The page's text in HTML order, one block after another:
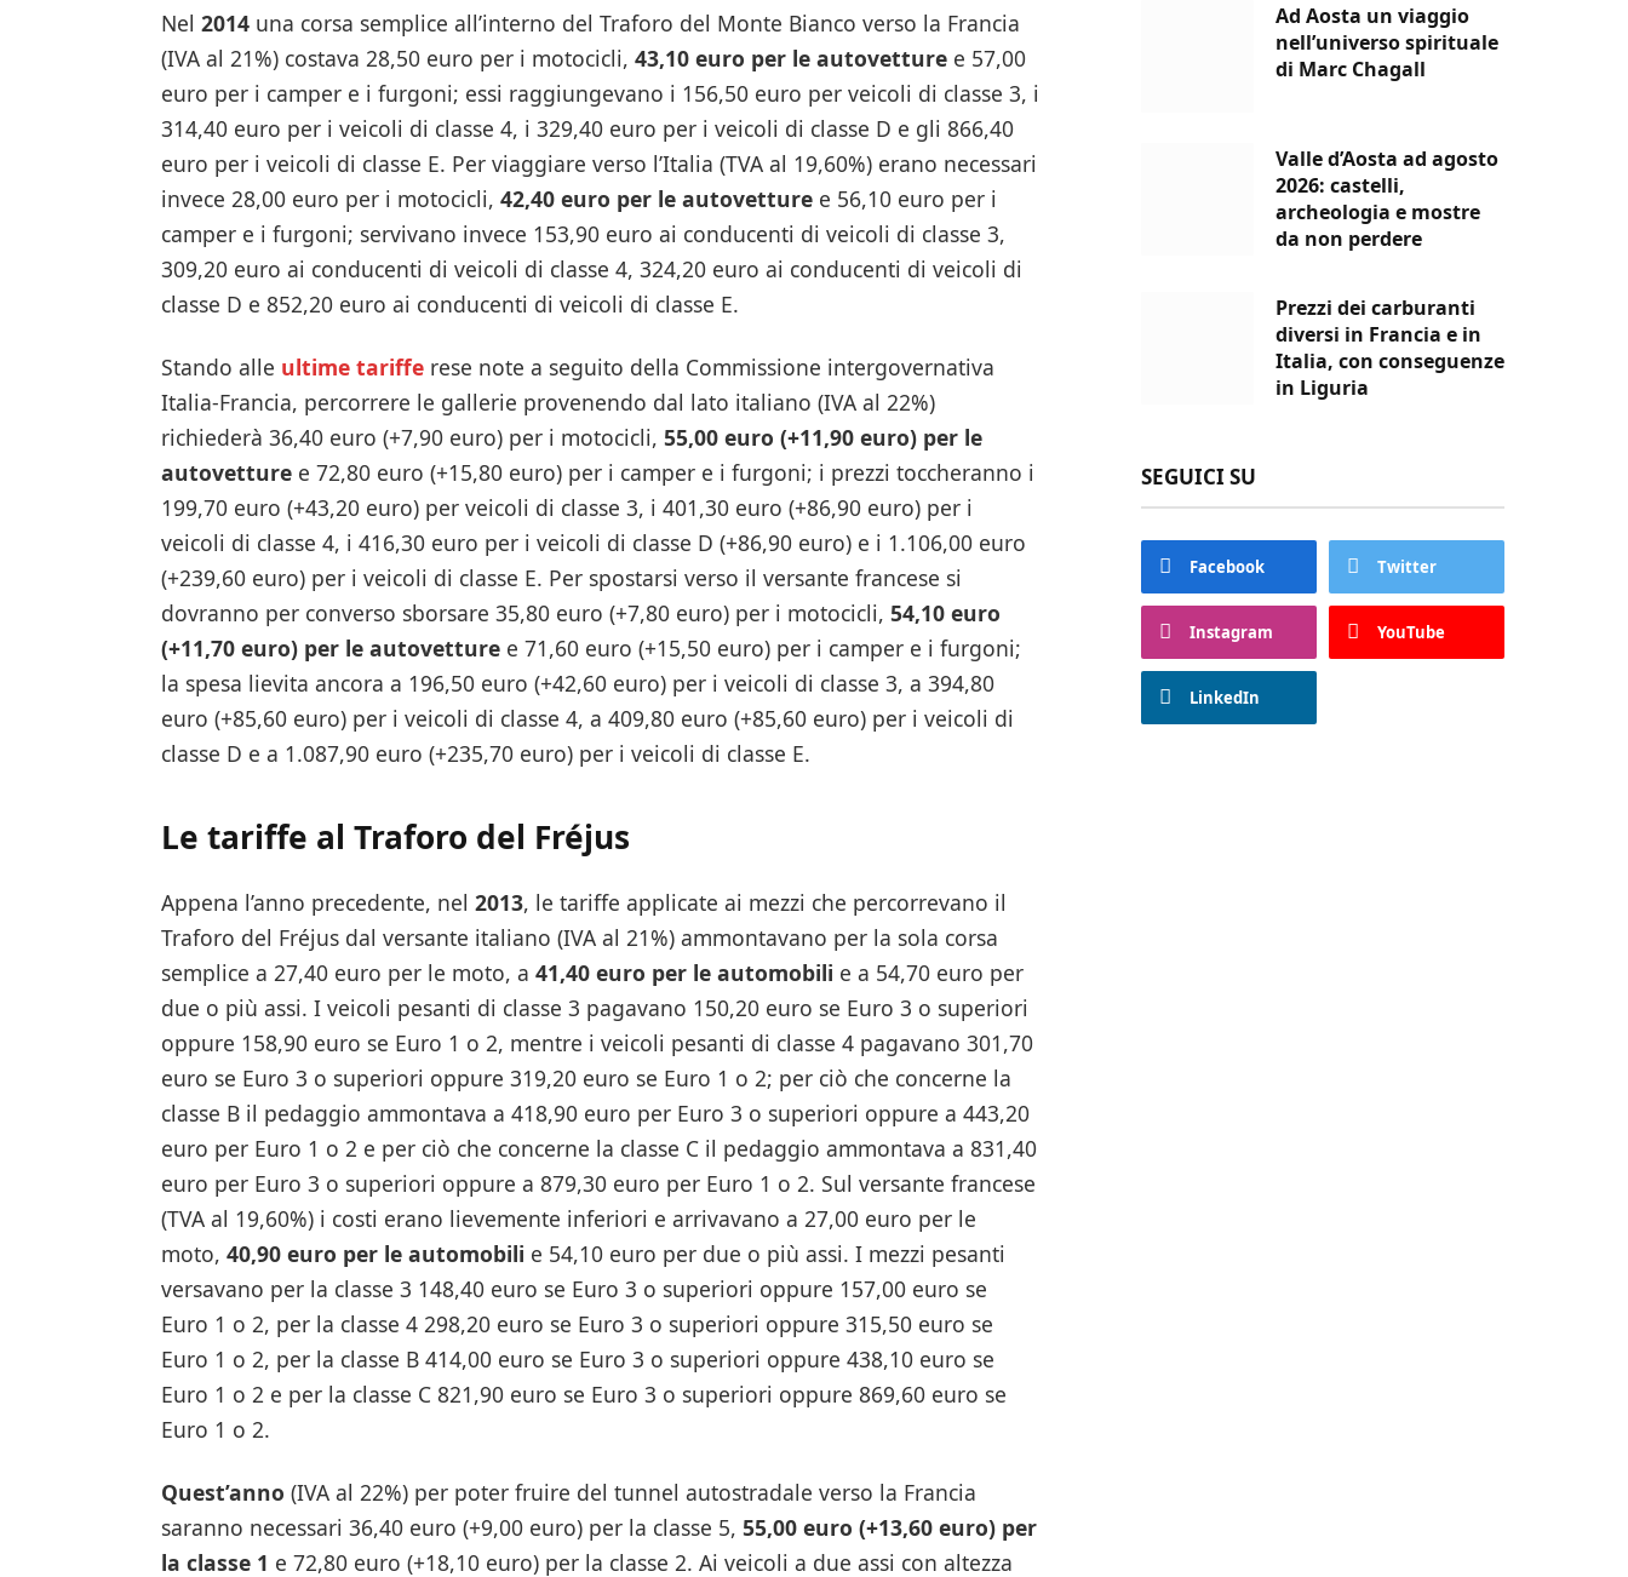
Nel 2014una corsa semplice all’interno del Traforo del Monte Bianco verso la Francia
(IVA al 21%) costava 28,50 euro per i motocicli, 43,10 euro per le autovetturee 57,00
euro per i camper e i furgoni; essi raggiungevano i 156,50 euro per veicoli di classe 3, i
314,40 euro per i veicoli di classe 4, i 329,40 euro per i veicoli di classe D e gli 866,40
euro per i veicoli di classe E. Per viaggiare verso l’Italia (TVA al 19,60%) erano necessari
invece 28,00 euro per i motocicli, 42,40 euro per le autovetturee 56,10 euro per i
camper e i furgoni; servivano invece 153,90 euro ai conducenti di veicoli di classe 3,
309,20 euro ai conducenti di veicoli di classe 4, 324,20 euro ai conducenti di veicoli di
classe D e 852,20 euro ai conducenti di veicoli di classe E.
Stando alle ultime tarifferese note a seguito della Commissione intergovernativa
Italia-Francia, percorrere le gallerie provenendo dal lato italiano (IVA al 22%)
richiederà 36,40 euro (+7,90 euro) per i motocicli, 55,00 euro (+11,90 euro) per le
autovetturee 72,80 euro (+15,80 euro) per i camper e i furgoni; i prezzi toccheranno i
199,70 euro (+43,20 euro) per veicoli di classe 3, i 401,30 euro (+86,90 euro) per i
veicoli di classe 4, i 416,30 euro per i veicoli di classe D (+86,90 euro) e i 1.106,00 euro
(+239,60 euro) per i veicoli di classe E. Per spostarsi verso il versante francese si
dovranno per converso sborsare 35,80 euro (+7,80 euro) per i motocicli, 54,10 euro
(+11,70 euro) per le autovetturee 71,60 euro (+15,50 euro) per i camper e i furgoni;
la spesa lievita ancora a 196,50 euro (+42,60 euro) per i veicoli di classe 3, a 394,80
euro (+85,60 euro) per i veicoli di classe 4, a 409,80 euro (+85,60 euro) per i veicoli di
classe D e a 1.087,90 euro (+235,70 euro) per i veicoli di classe E.
Le tariffe al Traforo del Fréjus
Appena l’anno precedente, nel 2013, le tariffe applicate ai mezzi che percorrevano il
Traforo del Fréjus dal versante italiano (IVA al 21%) ammontavano per la sola corsa
semplice a 27,40 euro per le moto, a 41,40 euro per le automobili e a 54,70 euro per
due o più assi. I veicoli pesanti di classe 3 pagavano 150,20 euro se Euro 3 o superiori
oppure 158,90 euro se Euro 1 o 2, mentre i veicoli pesanti di classe 4 pagavano 301,70
euro se Euro 3 o superiori oppure 319,20 euro se Euro 1 o 2; per ciò che concerne la
classe B il pedaggio ammontava a 418,90 euro per Euro 3 o superiori oppure a 443,20
euro per Euro 1 o 2 e per ciò che concerne la classe C il pedaggio ammontava a 831,40
euro per Euro 3 o superiori oppure a 879,30 euro per Euro 1 o 2. Sul versante francese
(TVA al 19,60%) i costi erano lievemente inferiori e arrivavano a 27,00 euro per le
moto, 40,90 euro per le automobili e 54,10 euro per due o più assi. I mezzi pesanti
versavano per la classe 3 148,40 euro se Euro 3 o superiori oppure 157,00 euro se
Euro 1 o 2, per la classe 4 298,20 euro se Euro 3 o superiori oppure 315,50 euro se
Euro 1 o 2, per la classe B 414,00 euro se Euro 3 o superiori oppure 438,10 euro se
Euro 1 o 2 e per la classe C 821,90 euro se Euro 3 o superiori oppure 869,60 euro se
Euro 1 o 2.
Quest’anno (IVA al 22%) per poter fruire del tunnel autostradale verso la Francia
saranno necessari 36,40 euro (+9,00 euro) per la classe 5, 55,00 euro (+13,60 euro) per
la classe 1 e 72,80 euro (+18,10 euro) per la classe 2. Ai veicoli a due assi con altezza
Ad Aosta un viaggio
nell’universo spirituale
di Marc Chagall
Valle d’Aosta ad agosto
2026: castelli,
archeologia e mostre
da non perdere
Prezzi dei carburanti
diversi in Francia e in
Italia, con conseguenze
in Liguria
SEGUICI SU
Facebook Twitter
Instagram YouTube
LinkedIn